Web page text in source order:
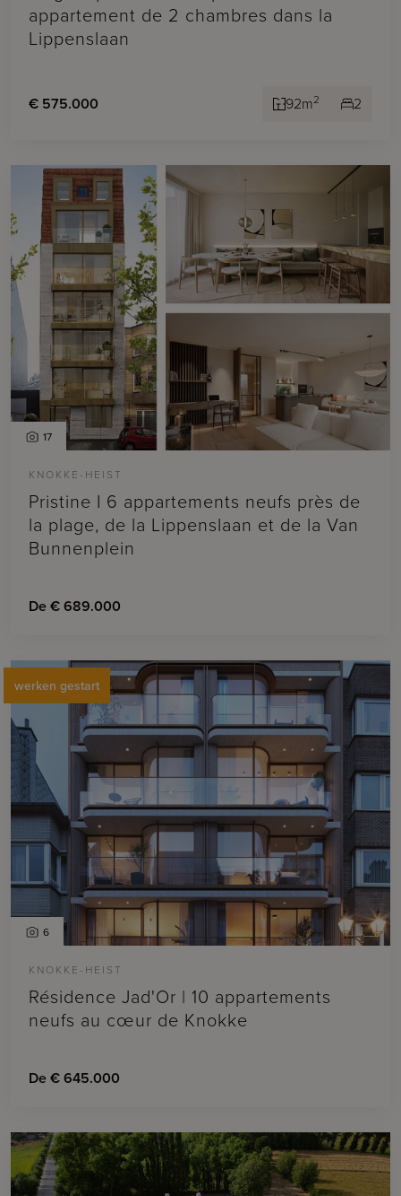
appartement de 2 chambres dans la
Lippenslaan
€ 575.000 92m2 2
17
KNOKKE-HEIST
Pristine I 6 appartements neufs près de
la plage, de la Lippenslaan et de la Van
Bunnenplein
De € 689.000
werken gestart
6
KNOKKE-HEIST
Résidence Jad'Or | 10 appartements
neufs au cœur de Knokke
De € 645.000